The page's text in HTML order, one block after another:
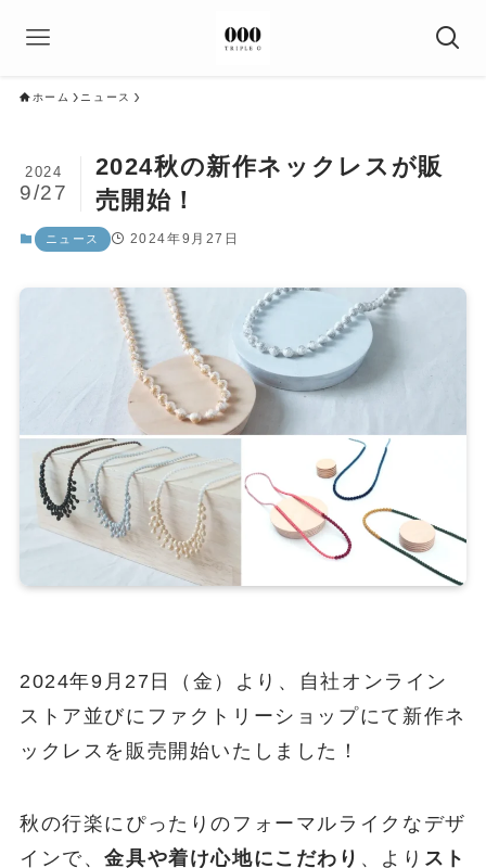
ホーム ニュース
2024秋の新作ネックレスが販
売開始！
2024
9/27
ニュース 2024年9月27日
2024年9月27日（金）より、自社オンライン
ストア並びにファクトリーショップにて新作ネ
ックレスを販売開始いたしました！
秋の行楽にぴったりのフォーマルライクなデザ
インで、金具や着け心地にこだわり 、より スト